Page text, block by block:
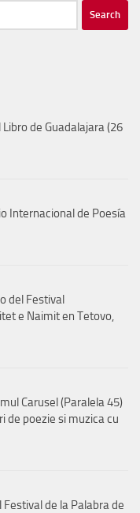
de Guadalajara (26
Internacional de Poesía
del Festival
e Naimit en Tetovo,
Carusel (Paralela 45)
de poezie si muzica cu
de la Palabra de